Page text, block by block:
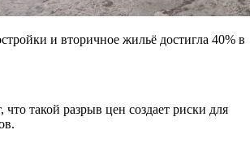
и вторичное жильё достигла 40% в
что такой разрыв цен создает риски для